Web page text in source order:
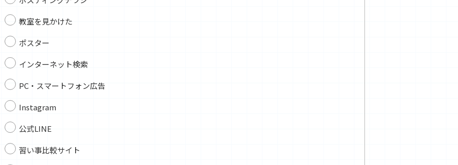
教室を見かけた
ポスター
インターネット検索
PC・スマートフォン広告
Instagram
公式LINE
習い事比較サイト